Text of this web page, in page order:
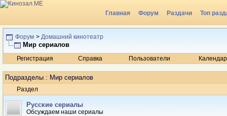
Главная Форум Раздачи Топ
Радио
Форум > Домашний кинотеатр
Мир сериалов
Регистрация Справка Пользователи
Подразделы : Мир сериалов
Раздел
Русские сериалы
Обсуждаем наши сериалы